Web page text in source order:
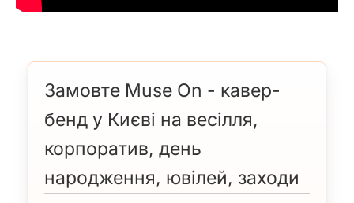
Замовте Muse On - кавер-
бенд у Києві на весілля,
корпоратив, день
народження, ювілей, заходи